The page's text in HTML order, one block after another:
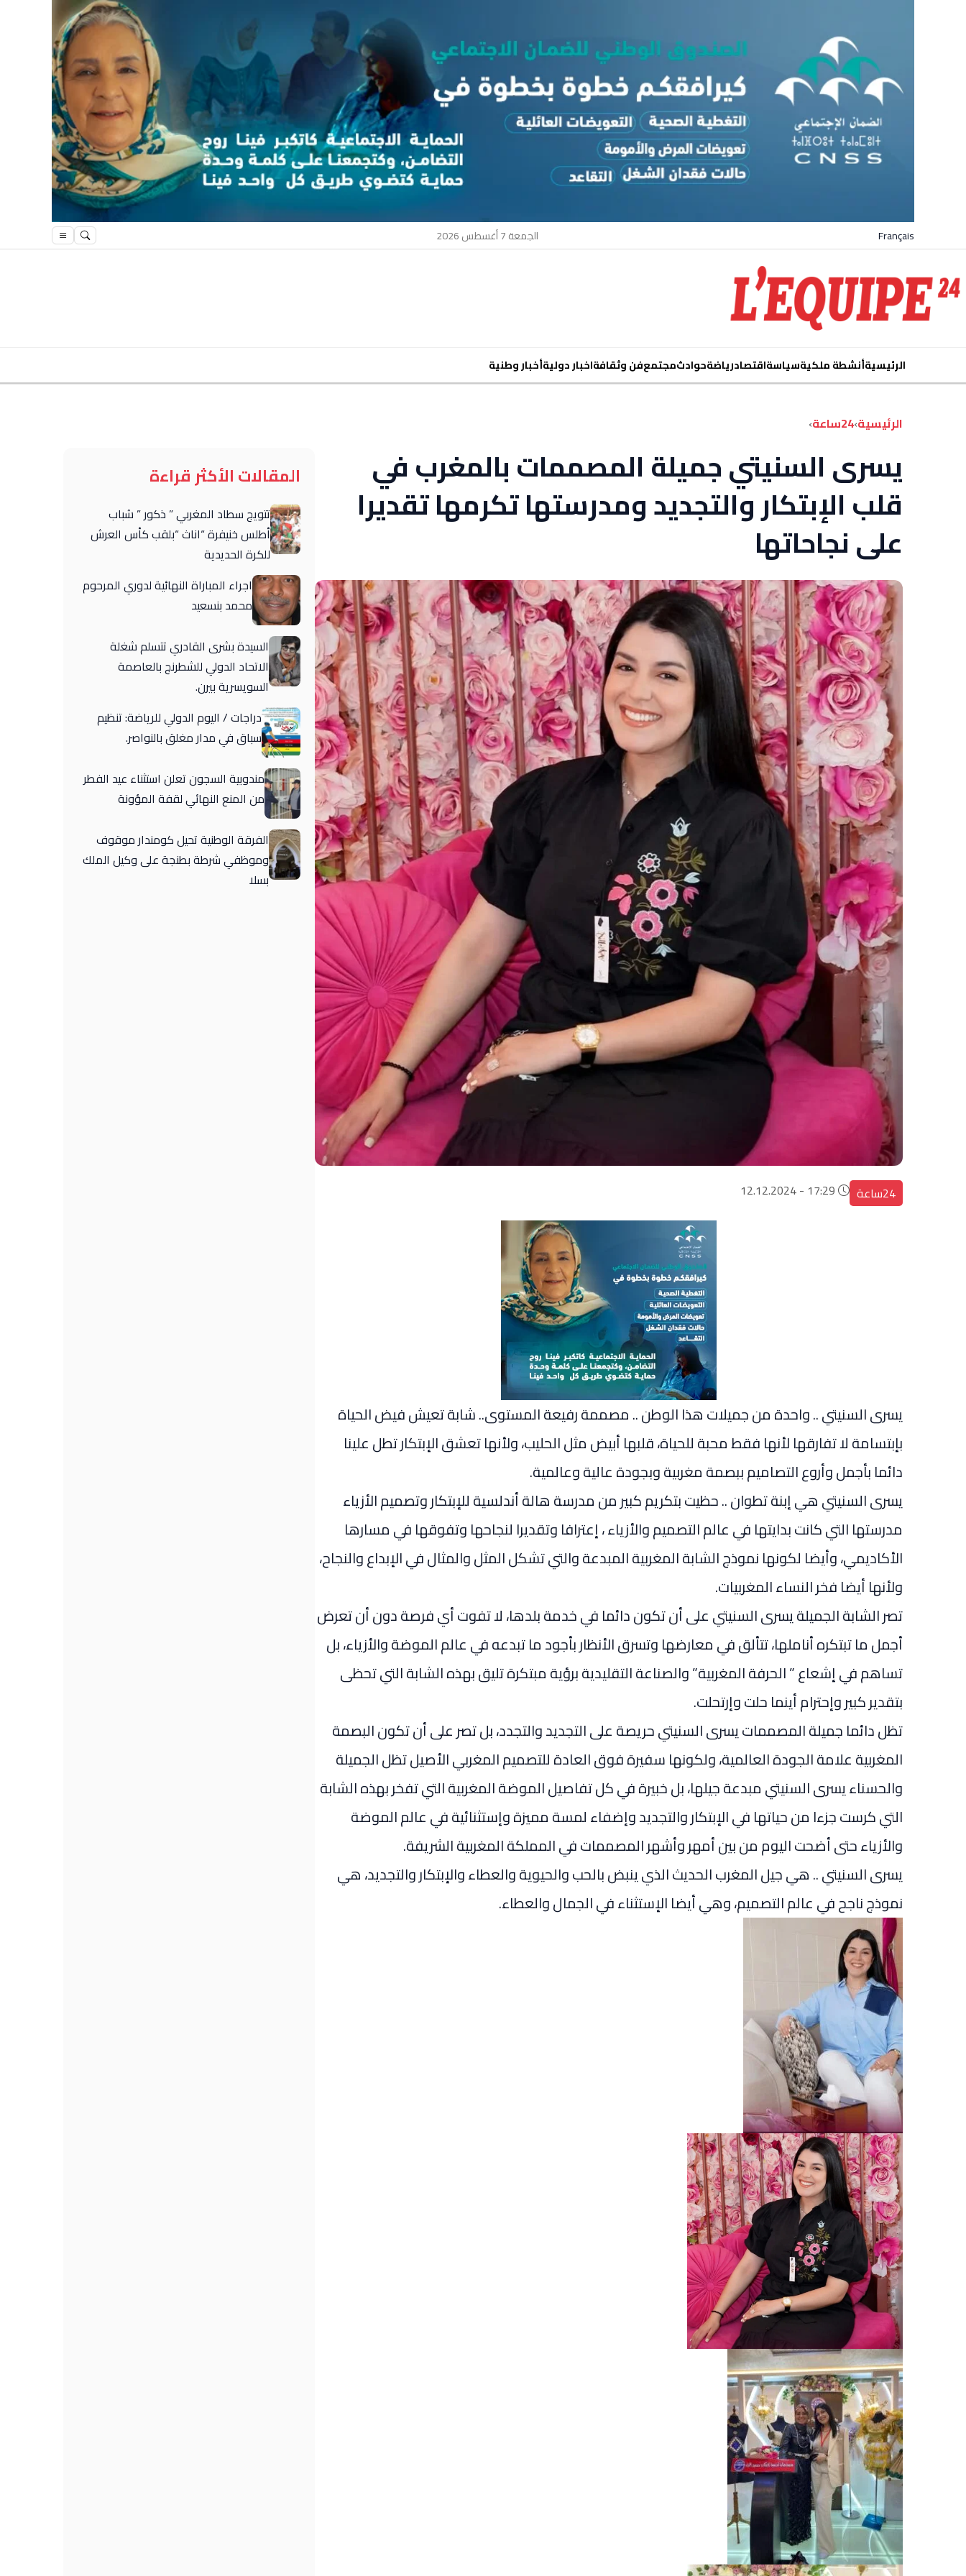
Français الجمعة 7 أغسطس 2026
الرئيسيةأنشطة ملكيةسياسةاقتصادرياضةحوادثمجتمعفن وثقافةاخبار دوليةأخبار وطنية
الرئيسية›24ساعة ›
يسرى السنيتي جميلة المصممات بالمغرب في
قلب الإبتكار والتجديد ومدرستها تكرمها تقديرا
على نجاحاتها
24ساعة
يسرى السنيتي .. واحدة من جميلات هذا الوطن .. مصممة رفيعة المستوى.. شابة تعيش فيض الحياة
بإبتسامة لا تفارقها لأنها فقط محبة للحياة، قلبها أبيض مثل الحليب، ولأنها تعشق الإبتكار تطل علينا
دائما بأجمل وأروع التصاميم ببصمة مغربية وبجودة عالية وعالمية.
يسرى السنيتي هي إبنة تطوان .. حظيت بتكريم كبير من مدرسة هالة أندلسية للإبتكار وتصميم الأزياء
مدرستها التي كانت بدايتها في عالم التصميم والأزياء ، إعترافا وتقديرا لنجاحها وتفوقها في مسارها
الأكاديمي، وأيضا لكونها نموذج الشابة المغربية المبدعة والتي تشكل المثل والمثال في الإبداع والنجاح،
ولأنها أيضا فخر النساء المغربيات.
تصر الشابة الجميلة يسرى السنيتي على أن تكون دائما في خدمة بلدها، لا تفوت أي فرصة دون أن تعرض
أجمل ما تبتكره أناملها، تتألق في معارضها وتسرق الأنظار بأجود ما تبدعه في عالم الموضة والأزياء، بل
تساهم في إشعاع ” الحرفة المغربية” والصناعة التقليدية برؤية مبتكرة تليق بهذه الشابة التي تحظى
بتقدير كبير وإحترام أينما حلت وإرتحلت.
تظل دائما جميلة المصممات يسرى السنيتي حريصة على التجديد والتجدد، بل تصر على أن تكون البصمة
المغربية علامة الجودة العالمية، ولكونها سفيرة فوق العادة للتصميم المغربي الأصيل تظل الجميلة
والحسناء يسرى السنيتي مبدعة جيلها، بل خبيرة في كل تفاصيل الموضة المغربية التي تفخر بهذه الشابة
التي كرست جزءا من حياتها في الإبتكار والتجديد وإضفاء لمسة مميزة وإستثنائية في عالم الموضة
والأزياء حتى أضحت اليوم من بين أمهر وأشهر المصممات في المملكة المغربية الشريفة.
يسرى السنيتي .. هي جيل المغرب الحديث الذي ينبض بالحب والحيوية والعطاء والإبتكار والتجديد، هي
نموذج ناجح في عالم التصميم، وهي أيضا الإستثناء في الجمال والعطاء.
المقالات الأكثر قراءة
تتويج سطاد المغربي ” ذكور ” شباب
أطلس خنيفرة “اناث “بلقب كأس العرش
للكرة الحديدية
اجراء المباراة النهائية لدوري المرحوم
محمد بنسعيد
السيدة بشرى القادري تتسلم شغلة
الاتحاد الدولي للشطرنج بالعاصمة
السويسرية بيرن.
دراجات / اليوم الدولي للرياضة: تنظيم
سباق في مدار مغلق بالنواصر.
مندوبية السجون تعلن استثناء عيد الفطر
من المنع النهائي لقفة المؤونة
الفرقة الوطنية تحيل كومندار موقوف
وموظفي شرطة بطنجة على وكيل الملك
بسلا